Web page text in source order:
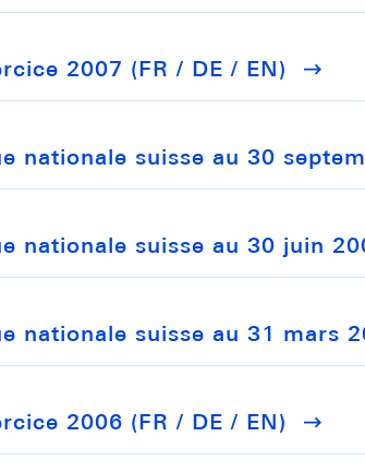
2007 (FR / DE / EN)
nationale suisse au 30
nationale suisse au 30 juin
nationale suisse au 31 mars
2006 (FR / DE / EN)